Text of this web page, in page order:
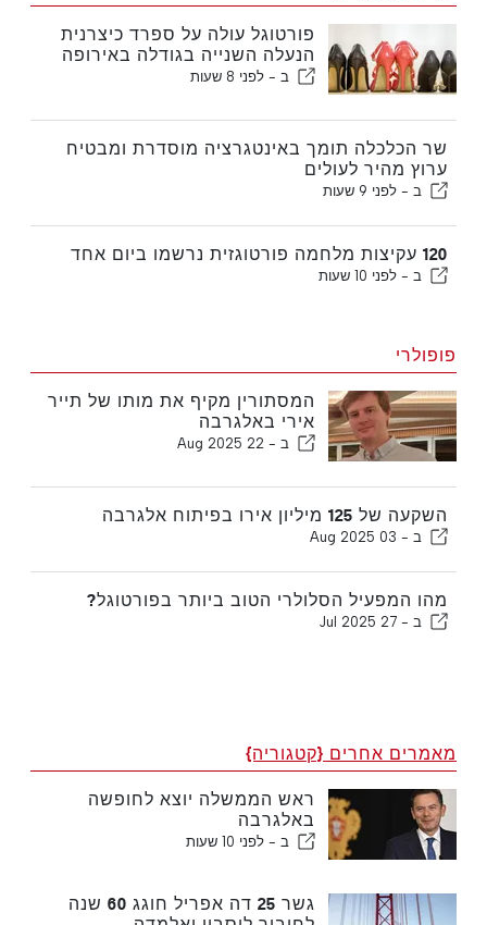
פורטוגל עולה על ספרד כיצרנית
הנעלה השנייה בגודלה באירופה
ב - לפני 8 שעות
שר הכלכלה תומך באינטגרציה מוסדרת ומבטיח
ערוץ מהיר לעולים
ב - לפני 9 שעות
120 עקיצות מלחמה פורטוגזית נרשמו ביום אחד
ב - לפני 10 שעות
פופולרי
המסתורין מקיף את מותו של תייר
אירי באלגרבה
ב - 22 Aug 2025
השקעה של 125 מיליון אירו בפיתוח אלגרבה
ב - 03 Aug 2025
מהו המפעיל הסלולרי הטוב ביותר בפורטוגל?
ב - 27 Jul 2025
מאמרים אחרים {קטגוריה}
ראש הממשלה יוצא לחופשה
באלגרבה
ב - לפני 10 שעות
גשר 25 דה אפריל חוגג 60 שנה